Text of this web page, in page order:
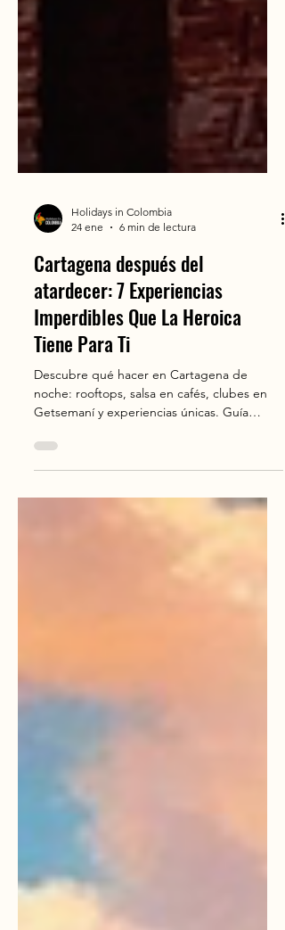
24 ene
6 min de lectura
Cartagena después del
atardecer: 7 Experiencias
Imperdibles Que La Heroica
Tiene Para Ti
Descubre qué hacer en Cartagena de
Getsemaní y experiencias únicas. Guía
completa 2026 con los mejores planes